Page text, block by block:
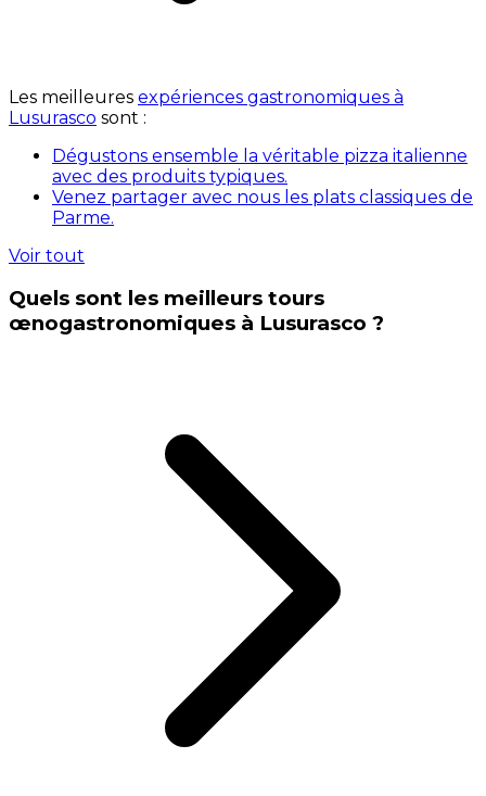
Les meilleures expériences gastronomiques à
Lusurasco sont :
Dégustons ensemble la véritable pizza italienne
avec des produits typiques.
Venez partager avec nous les plats classiques de
Parme.
Voir tout
Quels sont les meilleurs tours
œnogastronomiques à Lusurasco ?